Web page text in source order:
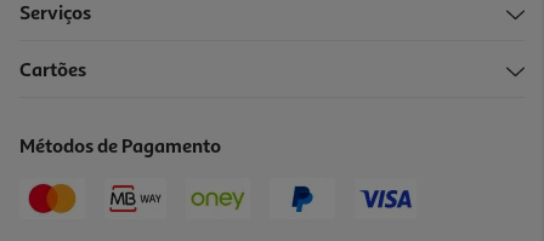
Serviços
Cartões
Métodos de Pagamento